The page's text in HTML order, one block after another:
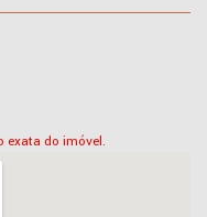
exata do imóvel.